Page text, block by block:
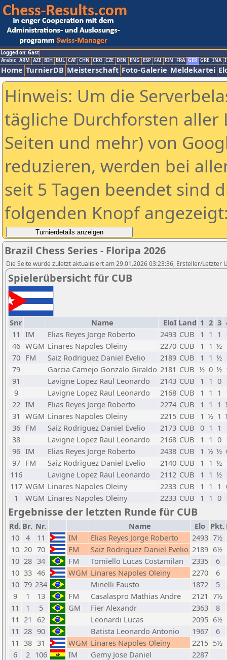
Logged on: Gast
Arabic ARM AZE BIH BUL CAT CHN CRO CZE DEN ENG ESP FAI FIN FRA GER GRE INA
Home TurnierDB Meisterschaft Foto-Galerie Meldekartei
Hinweis: Um die
tägliche Durchforsten aller
Seiten und mehr) von
reduzieren, werden bei
seit 5 Tagen beendet sind
folgenden Knopf
Brazil Chess Series - Floripa 2026
Die Seite wurde zuletzt aktualisiert am 29.01.2026 03:23:36, Ersteller/Letzter
Spielerübersicht für CUB
Snr Name EloI Land 1 2 3
11 IM Elias Reyes Jorge Roberto 2493 CUB 1 1 1
46 WGM Linares Napoles Oleiny 2270 CUB 1 1 ½
70 FM Saiz Rodriguez Daniel Evelio 2189 CUB 1 1 ½
79
Garcia Camejo Gonzalo Giraldo 2181 CUB ½ 0 ½
91
Lavigne Lopez Raul Leonardo 2143 CUB 1 1 0
9
Lavigne Lopez Raul Leonardo 2168 CUB 1 1 1
22 IM Elias Reyes Jorge Roberto 2274 CUB 1 1 1
31 WGM Linares Napoles Oleiny 2215 CUB 1 ½ 1
36 FM Saiz Rodriguez Daniel Evelio 2173 CUB 0 1 1
38
Lavigne Lopez Raul Leonardo 2168 CUB 1 1 0
96 IM Elias Reyes Jorge Roberto 2438 CUB 1 ½ ½
97 FM Saiz Rodriguez Daniel Evelio 2140 CUB 1 1 ½
116
Lavigne Lopez Raul Leonardo 2112 CUB 1 1 ½
117 WGM Linares Napoles Oleiny 2233 CUB 1 1 1
1
WGM Linares Napoles Oleiny 2233 CUB 1 1 0
Ergebnisse der letzten Runde für CUB
Rd. Br. Nr. Name Elo Pkt.
10
4 11 IM Elias Reyes Jorge Roberto 2493 7½
10 20 70 FM Saiz Rodriguez Daniel Evelio 2189 6½
10 28 34 FM Tomiello Lucas Costamilan 2335
6
10 33 46 WGM Linares Napoles Oleiny 2270
6
10 79 234 Minelli Fausto 1872
5
9
1 13 FM Casalaspro Mathias Andre 2121 7½
11
1 5 GM Fier Alexandr 2363
8
11 21 62 Leonardi Lucas 2095 6½
11 28 90 Batista Leonardo Antonio 1967
6
11 38 31 WGM Linares Napoles Oleiny 2215 5½
6
2 106 IM Gemy Jose Daniel
2287